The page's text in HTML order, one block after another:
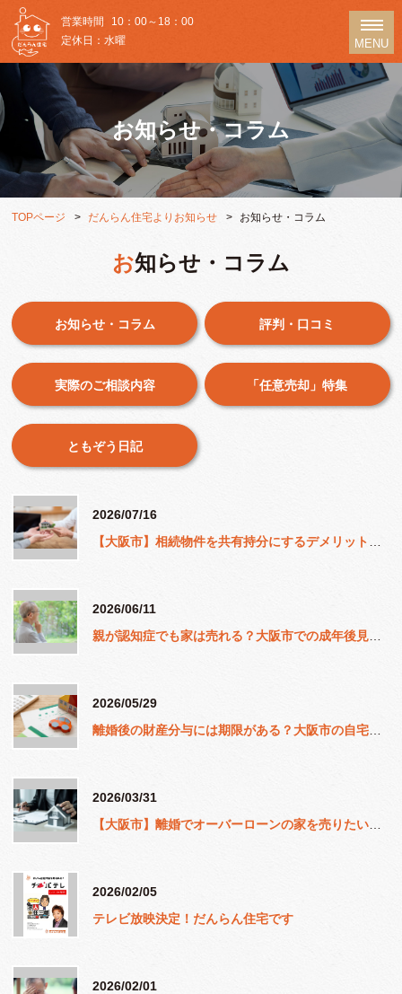
営業時間
10：00～18：00
定休日：水曜
MENU
お知らせ・コラム
TOPページ だんらん住宅よりお知らせ お知らせ・コラム
お知らせ・コラム
お知らせ・コラム 評判・口コミ
実際のご相談内容 「任意売却」特集
ともぞう日記
2026/07/16
2026/06/11
2026/05/29
2026/03/31
2026/02/05
テレビ放映決定！だんらん住宅です
2026/02/01